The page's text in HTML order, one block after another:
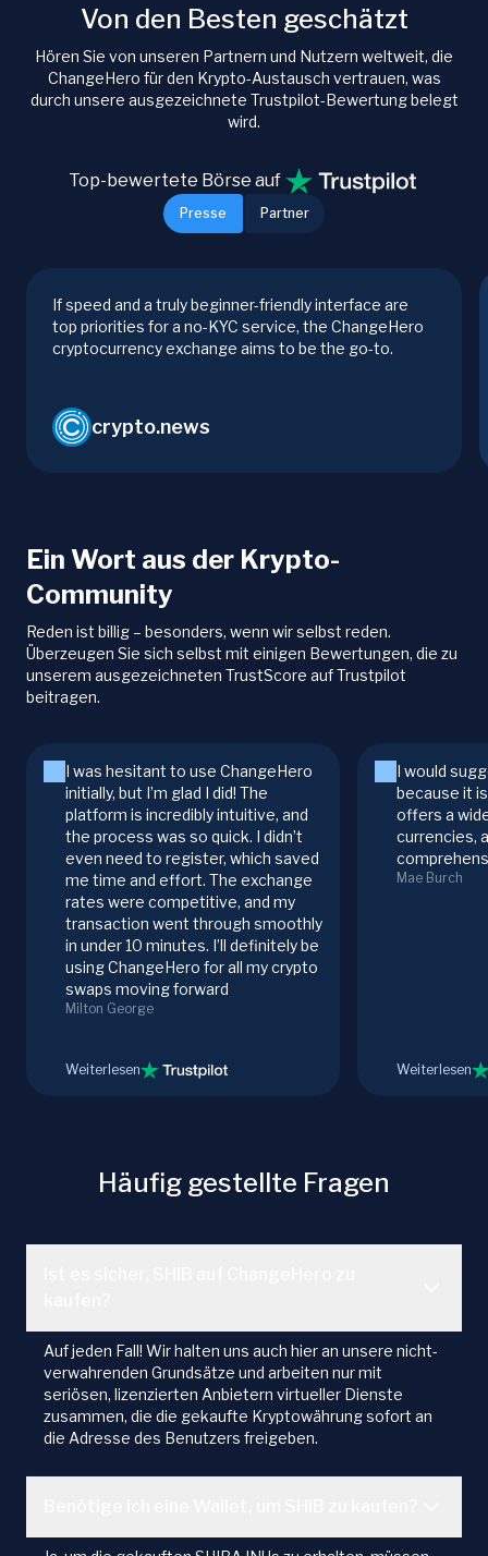
Von den Besten geschätzt
Hören Sie von unseren Partnern und Nutzern weltweit, die
ChangeHero für den Krypto-Austausch vertrauen, was
durch unsere ausgezeichnete Trustpilot-Bewertung belegt
wird.
Presse Partner
Top-bewertete Börse auf
If speed and a truly beginner-friendly interface are
top priorities for a no-KYC service, the ChangeHero
cryptocurrency exchange aims to be the go-to.
crypto.news
Ein Wort aus der Krypto-
Community
Reden ist billig – besonders, wenn wir selbst reden.
Überzeugen Sie sich selbst mit einigen Bewertungen, die zu
unserem ausgezeichneten TrustScore auf Trustpilot
beitragen.
I was hesitant to use ChangeHero
initially, but I’m glad I did! The
platform is incredibly intuitive, and
the process was so quick. I didn’t
even need to register, which saved
me time and effort. The exchange
rates were competitive, and my
transaction went through smoothly
in under 10 minutes. I’ll definitely be
using ChangeHero for all my crypto
swaps moving forward
Milton George
Weiterlesen
I would
because it
offers a
currencies,
Mae Burch
Weiterlesen
Häufig gestellte Fragen
Auf jeden Fall! Wir halten uns auch hier an unsere nicht-
verwahrenden Grundsätze und arbeiten nur mit
seriösen, lizenzierten Anbietern virtueller Dienste
zusammen, die die gekaufte Kryptowährung sofort an
die Adresse des Benutzers freigeben.